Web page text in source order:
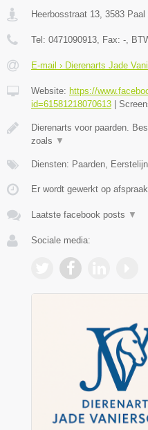
Heerbosstraat 13, 3583 Paal
Tel: 0471090913, Fax: -,
E-mail › Dierenarts Jade
Website: https://
id=61581218070613
Dierenarts voor paarden.
zoals ▼
Diensten: Paarden,
Er wordt gewerkt op
Laatste facebook posts ▼
Sociale media: